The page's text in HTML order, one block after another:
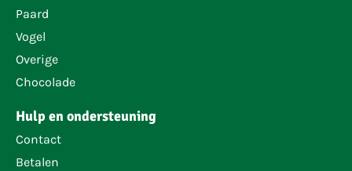
Paard
Vogel
Overige
Chocolade
Hulp en ondersteuning
Contact
Betalen